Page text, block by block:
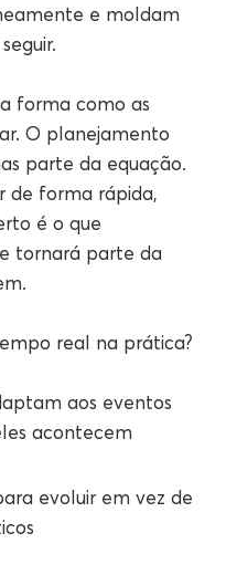
e moldam
forma como as
O planejamento
parte da equação.
de forma rápida,
é o que
tornará parte da
real na prática?
aos eventos
acontecem
evoluir em vez de